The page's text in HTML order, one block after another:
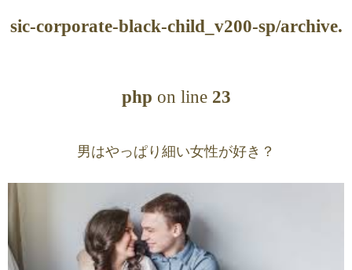
sic-corporate-black-child_v200-sp/archive.
php on line 23
男はやっぱり細い女性が好き？